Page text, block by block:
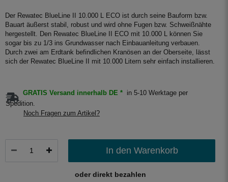
Der Rewatec BlueLine II 10.000 L ECO ist durch seine Bauform bzw.
Bauart äußerst stabil, robust und wird ohne Fugen bzw. Schweißnähte
hergestellt. Den Rewatec BlueLine II ECO mit 10.000 L können Sie
sogar bis zu 1/3 ins Grundwasser nach Einbauanleitung verbauen.
Durch zwei am Erdtank befindlichen Kranösen an der Oberseite, lässt
sich der Rewatec BlueLine II mit 10.000 Litern sehr einfach installieren.
GRATIS Versand innerhalb DE *
in 5-10 Werktage per
Spedition.
Noch Fragen zum Artikel?
In den Warenkorb
oder direkt bezahlen